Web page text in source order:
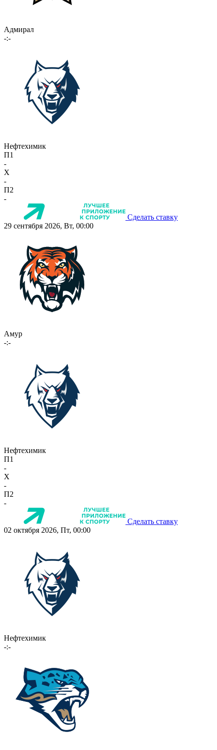
Адмирал
-:-
Нефтехимик
П1
-
X
-
П2
-
Сделать ставку
29 сентября 2026, Вт, 00:00
Амур
-:-
Нефтехимик
П1
-
X
-
П2
-
Сделать ставку
02 октября 2026, Пт, 00:00
Нефтехимик
-:-